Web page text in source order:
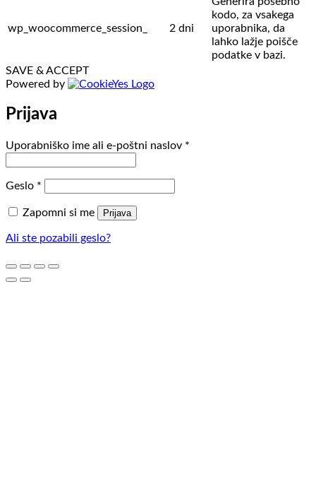
wp_woocommerce_session_ 2 dni
kodo, za vsakega
uporabnika, da
lahko lažje poišče
podatke v bazi.
SAVE & ACCEPT
Powered by
Prijava
Uporabniško ime ali e-poštni naslov *
Geslo *
Zapomni si me Prijava
Ali ste pozabili geslo?